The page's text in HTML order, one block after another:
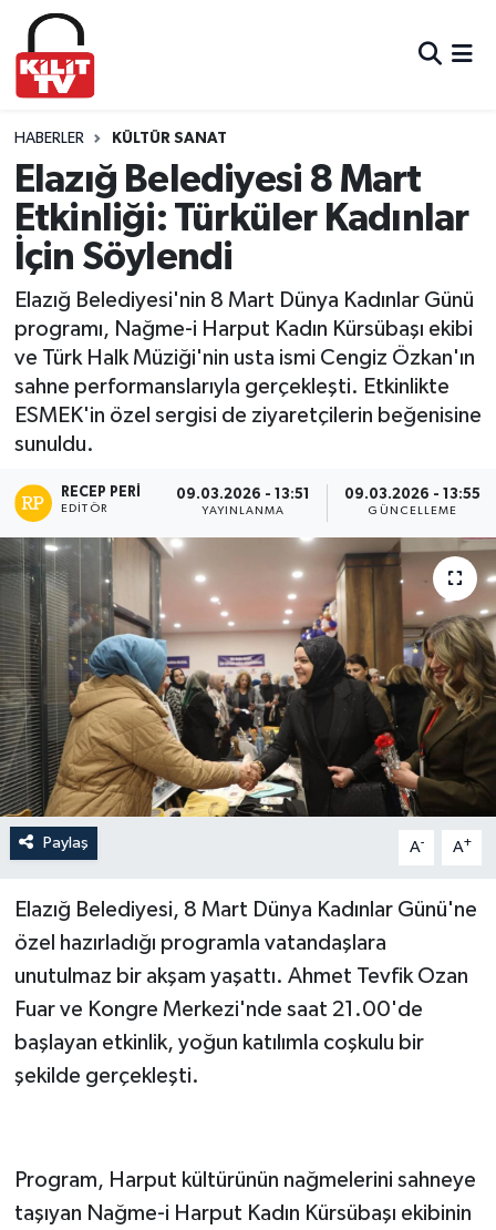
HABERLER KÜLTÜR SANAT
Elazığ Belediyesi 8 Mart
Etkinliği: Türküler Kadınlar
İçin Söylendi
Elazığ Belediyesi'nin 8 Mart Dünya Kadınlar Günü
programı, Nağme-i Harput Kadın Kürsübaşı ekibi
ve Türk Halk Müziği'nin usta ismi Cengiz Özkan'ın
sahne performanslarıyla gerçekleşti. Etkinlikte
ESMEK'in özel sergisi de ziyaretçilerin beğenisine
sunuldu.
RECEP PERI
EDITÖR
09.03.2026 - 13:51
YAYINLANMA
09.03.2026 - 13:55
GÜNCELLEME
Paylaş A- A+
Elazığ Belediyesi, 8 Mart Dünya Kadınlar Günü'ne
özel hazırladığı programla vatandaşlara
unutulmaz bir akşam yaşattı. Ahmet Tevfik Ozan
Fuar ve Kongre Merkezi'nde saat 21.00'de
başlayan etkinlik, yoğun katılımla coşkulu bir
şekilde gerçekleşti.
Program, Harput kültürünün nağmelerini sahneye
taşıyan Nağme-i Harput Kadın Kürsübaşı ekibinin
Hava Durumu
Trafik Durumu
Süper Lig Puan Durumu ve Fikstür
Tüm Manşetler
Son Dakika Haberleri
Haber Arşivi